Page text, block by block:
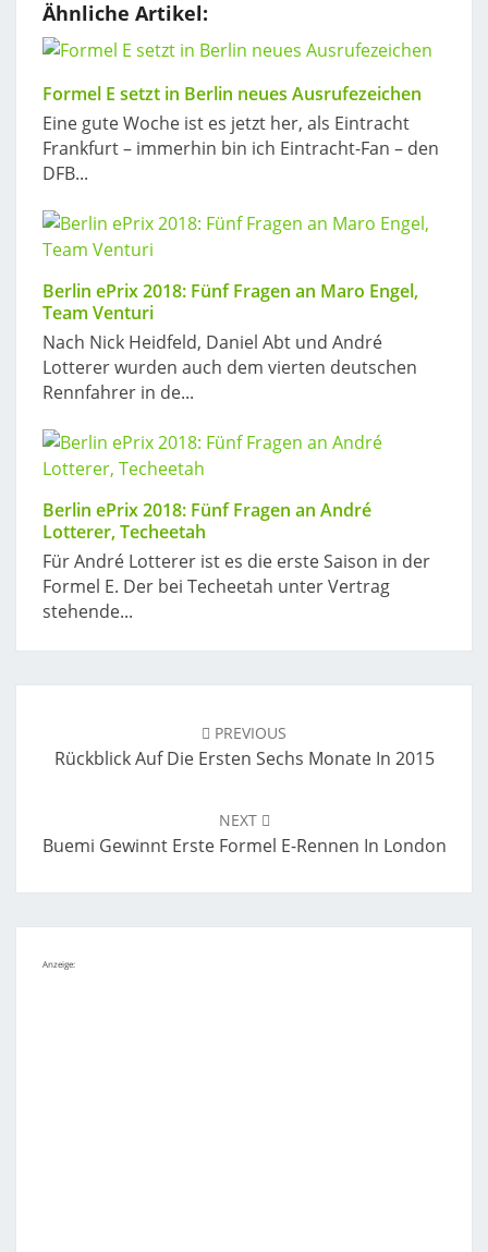
Ähnliche Artikel:
Formel E setzt in Berlin neues Ausrufezeichen
Eine gute Woche ist es jetzt her, als Eintracht
Frankfurt – immerhin bin ich Eintracht-Fan – den
DFB...
Berlin ePrix 2018: Fünf Fragen an Maro Engel,
Team Venturi
Nach Nick Heidfeld, Daniel Abt und André
Lotterer wurden auch dem vierten deutschen
Rennfahrer in de...
Berlin ePrix 2018: Fünf Fragen an André
Lotterer, Techeetah
Für André Lotterer ist es die erste Saison in der
Formel E. Der bei Techeetah unter Vertrag
stehende...
PREVIOUS
Rückblick Auf Die Ersten Sechs Monate In 2015
NEXT
Buemi Gewinnt Erste Formel E-Rennen In London
Anzeige: